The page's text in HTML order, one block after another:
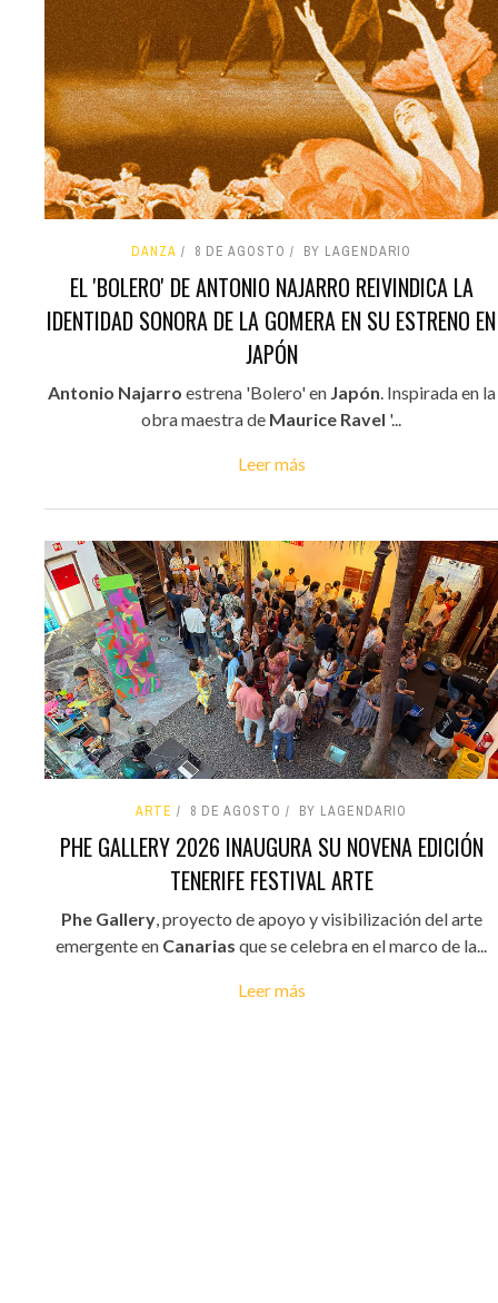
DANZA 8 DE AGOSTO BY LAGENDARIO
EL 'BOLERO' DE ANTONIO NAJARRO REIVINDICA LA
IDENTIDAD SONORA DE LA GOMERA EN SU ESTRENO EN
JAPÓN
Antonio Najarro estrena 'Bolero' en Japón . Inspirada en la
obra maestra de Maurice Ravel '...
Leer más
ARTE 8 DE AGOSTO BY LAGENDARIO
PHE GALLERY 2026 INAUGURA SU NOVENA EDICIÓN
TENERIFE FESTIVAL ARTE
Phe Gallery, proyecto de apoyo y visibilización del arte
emergente en Canarias que se celebra en el marco de la...
Leer más